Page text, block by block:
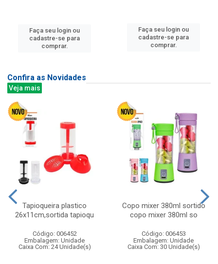
Faça seu login ou
cadastre-se para
comprar.
Faça seu login ou
cadastre-se para
comprar.
Confira as Novidades
Veja mais
Tapioqueira plastico
26x11cm,sortida tapioqu
Código: 006452
Embalagem: Unidade
Caixa Com: 24 Unidade(s)
Copo mixer 380ml sortido
copo mixer 380ml so
Código: 006453
Embalagem: Unidade
Caixa Com: 30 Unidade(s)